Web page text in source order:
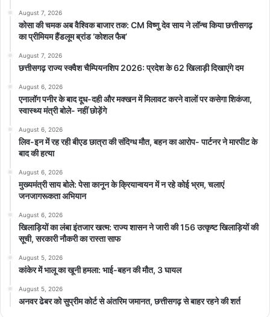
August 7, 2026
कोसा की चमक अब वैश्विक बाजार तक: CM विष्णु देव साय ने लॉन्च किया छत्तीसगढ़
का प्रीमियम हैंडलूम ब्रांड ‘कोशल फैब’
August 7, 2026
छत्तीसगढ़ राज्य स्क्वैश चैम्पियनशिप 2026: प्रदेश के 62 खिलाड़ी दिखाएंगे दम
August 6, 2026
एनालॉग पनीर के बाद दूध-दही और मक्खन में मिलावट करने वालों पर कसेगा शिकंजा,
स्वास्थ्य मंत्री बोले- नहीं छोड़ेंगे
August 6, 2026
लिव-इन में रह रही बीएड छात्रा की संदिग्ध मौत, बहन का आरोप- पार्टनर ने मारपीट के
बाद की हत्या
August 6, 2026
मुख्यमंत्री साय बोले: पेसा कानून के क्रियान्वयन में न रहे कोई भ्रम, चलाएं
जनजागरूकता अभियान
August 6, 2026
खिलाड़ियों का लंबा इंतजार खत्म: राज्य शासन ने जारी की 156 उत्कृष्ट खिलाड़ियों की
सूची, सरकारी नौकरी का रास्ता साफ
August 5, 2026
कांकेर में भालू का खूनी हमला: भाई-बहन की मौत, 3 घायल
August 5, 2026
अनवर ढेबर को सुप्रीम कोर्ट से अंतरिम जमानत, छत्तीसगढ़ से बाहर रहने की शर्त